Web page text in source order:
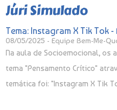
Júri Simulado
Tema: Instagram X Tik Tok
08/05/2025 - Equipe Bem-Me-
Na aula de Socioemocional, os
tema "Pensamento Crítico"
temática foi: "Instagram X Tik